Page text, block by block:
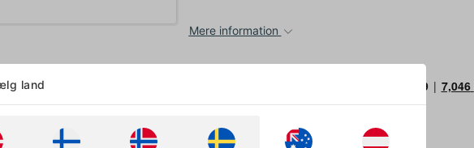
Mere information
land